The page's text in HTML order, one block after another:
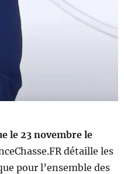
le 23 novembre le
détaille les
pour l’ensemble des